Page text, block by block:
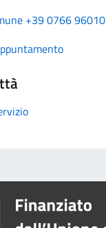
+39 0766 96010